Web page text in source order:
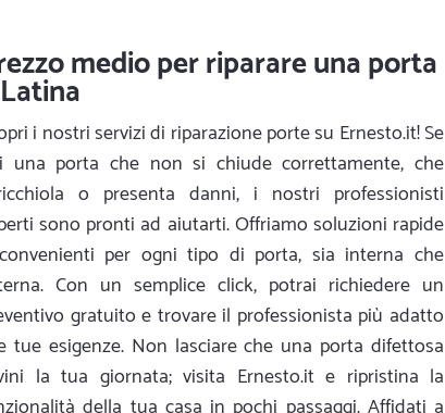
medio per riparare una porta
i nostri servizi di riparazione porte su Ernesto.it! Se
una porta che non si chiude correttamente, che
o presenta danni, i nostri professionisti
sono pronti ad aiutarti. Offriamo soluzioni rapide
per ogni tipo di porta, sia interna che
Con un semplice click, potrai richiedere un
gratuito e trovare il professionista più adatto
tue esigenze. Non lasciare che una porta difettosa
la tua giornata; visita Ernesto.it e ripristina la